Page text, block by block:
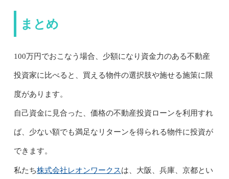
まとめ
100万円でおこなう場合、少額になり資金力のある不動産
投資家に比べると、買える物件の選択肢や施せる施策に限
度があります。
自己資金に見合った、価格の不動産投資ローンを利用すれ
ば、少ない額でも満足なリターンを得られる物件に投資が
できます。
私たち株式会社レオンワークスは、大阪、兵庫、京都とい